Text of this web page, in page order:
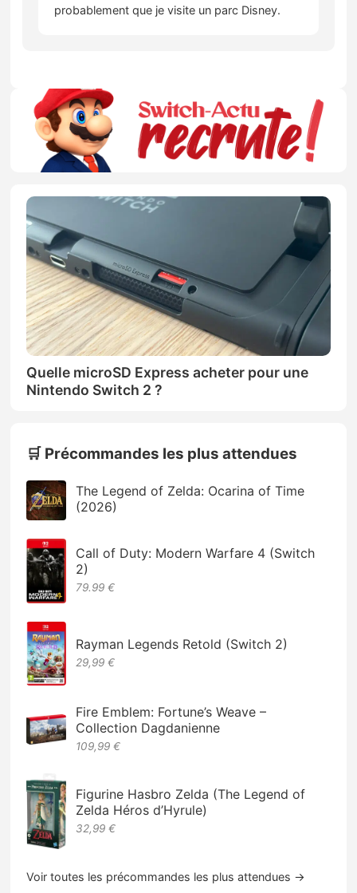
probablement que je visite un parc Disney.
Quelle microSD Express acheter pour une
Nintendo Switch 2 ?
🛒 Précommandes les plus attendues
The Legend of Zelda: Ocarina of Time
(2026)
Call of Duty: Modern Warfare 4 (Switch
2)
79.99 €
Rayman Legends Retold (Switch 2)
29,99 €
Fire Emblem: Fortune’s Weave –
Collection Dagdanienne
109,99 €
Figurine Hasbro Zelda (The Legend of
Zelda Héros d’Hyrule)
32,99 €
Voir toutes les précommandes les plus attendues →